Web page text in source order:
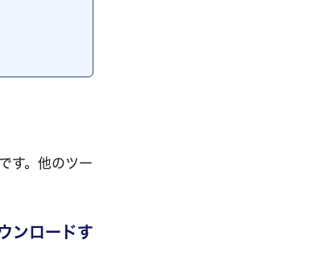
す。他のツー
ンロードす